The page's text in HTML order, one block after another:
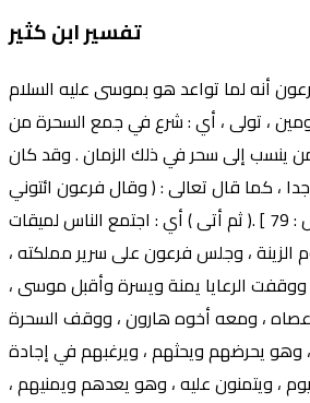
تفسير ابن كثير
أنه لما تواعد هو بموسى عليه السلام
، تولى ، أي : شرع في جمع السحرة من
ينسب إلى سحر في ذلك الزمان . وقد كان
جدا ، كما قال تعالى : ( وقال فرعون ائتوني
بكل ساحر عليم ) [ يونس : 79 ] .( ثم أتى ) أي : اجتمع الناس لميقات
، وجلس فرعون على سرير مملكته ،
الرعايا يمنة ويسرة وأقبل موسى ،
عصاه ، ومعه أخوه هارون ، ووقف السحرة
يحرضهم ويحثهم ، ويرغبهم في إجادة
، ويتمنون عليه ، وهو يعدهم ويمنيهم ،